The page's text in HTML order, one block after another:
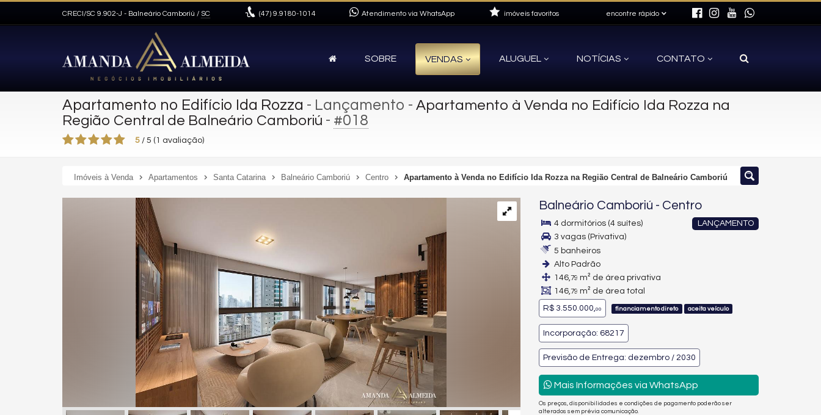
CRECI/SC 9.902-J - Balneário Camboriú / SC (47) 9.9180-1014 Atendimento via WhatsApp encontre rápido
imóveis favoritos
SOBRE VENDAS ALUGUEL NOTÍCIAS CONTATO
Apartamento no Edifício Ida Rozza - Lançamento - Apartamento à Venda no Edifício Ida Rozza na
Região Central de Balneário Camboriú - #018
5 / 5 ( 1 avaliação)
Imóveis à Venda Apartamentos Santa Catarina Balneário Camboriú Centro Apartamento à Venda no Edifício Ida Rozza na Região Central de Balneário Camboriú
Balneário Camboriú - Centro
LANÇAMENTO
4 dormitórios (4 suítes)
3 vagas (Privativa)
5 banheiros
Alto Padrão
146,79 m² de área privativa
146,79 m² de área total
R$ 3.550.000,00 financiamento direto aceita veículo
Incorporação: 68217
Previsão de Entrega: dezembro / 2030
Mais Informações via WhatsApp
Os preços, disponibilidades e condições de pagamento poderão ser
alterados sem prévia comunicação.